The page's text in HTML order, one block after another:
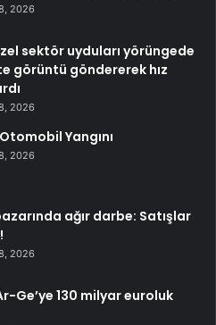
2026
sektör uyduları yörüngede
görüntü göndererek hız
2026
Yangını
2026
ağır darbe: Satışlar
2026
Ge’ye 130 milyar euroluk